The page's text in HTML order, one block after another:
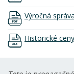
Výročná správa
Historické ceny